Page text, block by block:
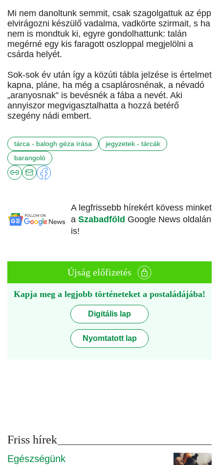
Mi nem danoltunk semmit, csak szagolgattuk az épp
elvirágozni készülő vadalma, vadkörte szirmait, s ha
nem is mondtuk ki, egyre gondolhattunk: talán
megérné egy kis faragott oszloppal megjelölni a
csárda helyét.
Sok-sok év után így a közúti tábla jelzése is értelmet
kapna, pláne, ha még a csaplárosnénak, a névadó
„aranyosnak” is bevésnék a fába a nevét. Aki
annyiszor megvigasztalhatta a hozzá betérő
szegény nádi embert.
tárca - balogh géza írása
jegyzetek - tárcák
barangoló
A legfrissebb hírekért kövess minket
a Szabadföld Google News oldalán
is!
Újság előfizetés
Kapja meg a legjobb történeteket a postaládájába!
Digitális lap
Nyomtatott lap
Friss hírek
Egészségünk